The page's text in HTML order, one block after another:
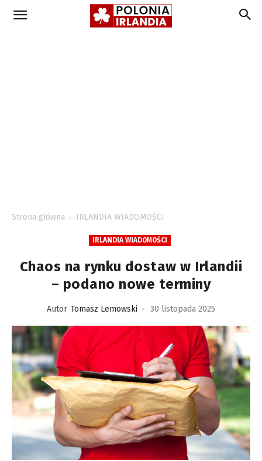
Strona główna IRLANDIA WIADOMOŚCI
IRLANDIA WIADOMOŚCI
Chaos na rynku dostaw w Irlandii
– podano nowe terminy
Autor Tomasz Lemowski - 30 listopada 2025